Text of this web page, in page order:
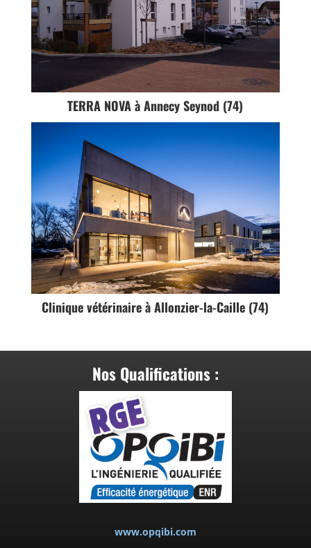
TERRA NOVA à Annecy Seynod (74)
Clinique vétérinaire à Allonzier-la-Caille (74)
Nos Qualifications :
www.opqibi.com